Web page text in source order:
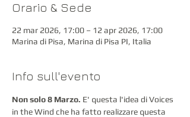
Orario & Sede
22 mar 2026, 17:00 – 12 apr 2026, 17:00
Marina di Pisa, Marina di Pisa PI, Italia
Info sull'evento
Non solo 8 Marzo. E' questa l'idea di Voices
in the Wind che ha fatto realizzare questa